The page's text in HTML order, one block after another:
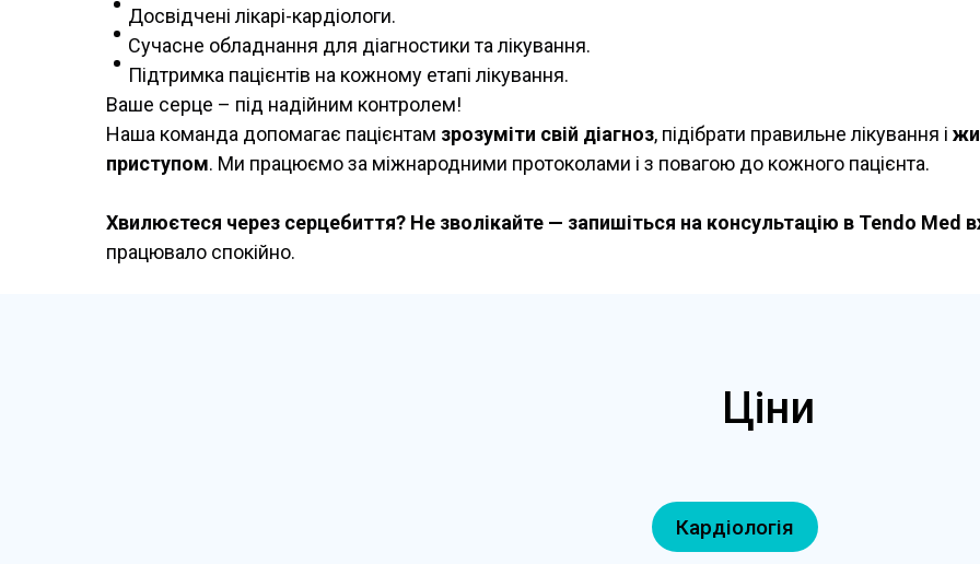
Досвідчені лікарі-кардіологи.
Сучасне обладнання для діагностики та лікування.
Підтримка пацієнтів на кожному етапі лікування.
Ваше серце – під надійним контролем!
Наша команда допомагає пацієнтам зрозуміти свій діагноз, підібрати правильне лікування і
приступом. Ми працюємо за міжнародними протоколами і з повагою до кожного пацієнта.
Хвилюєтеся через серцебиття? Не зволікайте — запишіться на консультацію в Tendo Med
працювало спокійно.
Ціни
Кардіологія